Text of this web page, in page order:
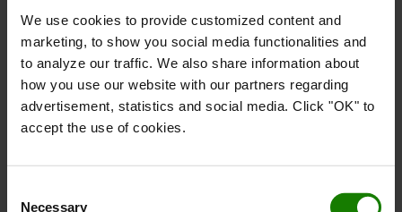
We use cookies to provide customized content and
marketing, to show you social media functionalities and
to analyze our traffic. We also share information about
how you use our website with our partners regarding
advertisement, statistics and social media. Click "OK" to
accept the use of cookies.
Necessary
lager, tilbyder vi en serie af automatiseredepalleløftere,
stablere og reachtrucks , Autopilots, til forskellige typer
af materialehåndtering.
Simpel automatiseret flytning af gods fra A til B
Automatiseret blokstabling
Automatiseret opbevaring på højt niveau
Transport af op til 500 kg last
T-One automatiseringssoftware
- driftssikkerhed og